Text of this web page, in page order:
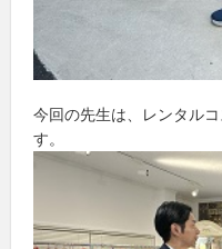
今回の先生は、レンタル
す。